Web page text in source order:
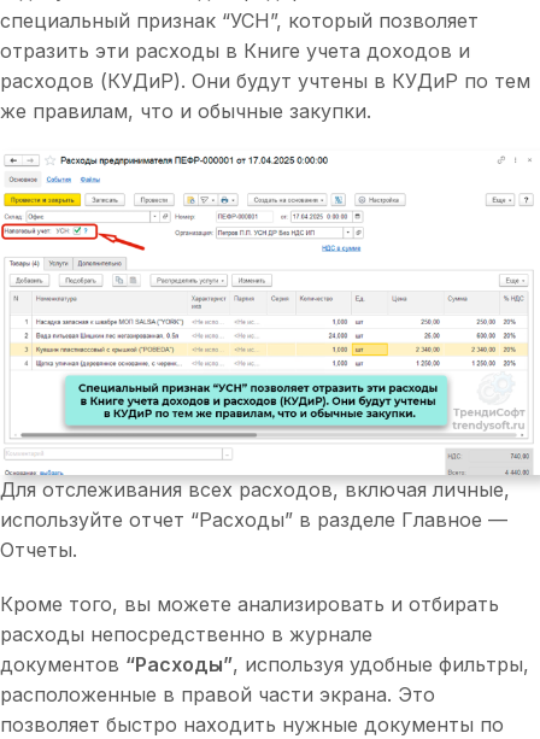
специальный признак “УСН”, который позволяет
отразить эти расходы в Книге учета доходов и
расходов (КУДиР). Они будут учтены в КУДиР по тем
же правилам, что и обычные закупки.
Для отслеживания всех расходов, включая личные,
используйте отчет “Расходы” в разделе Главное —
Отчеты.
Кроме того, вы можете анализировать и отбирать
расходы непосредственно в журнале
документов “Расходы”, используя удобные фильтры,
расположенные в правой части экрана. Это
позволяет быстро находить нужные документы по